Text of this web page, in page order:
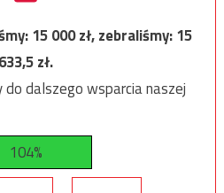
15 000zł, zebraliśmy:15
633,5zł.
do dalszego wsparcia naszej
104%